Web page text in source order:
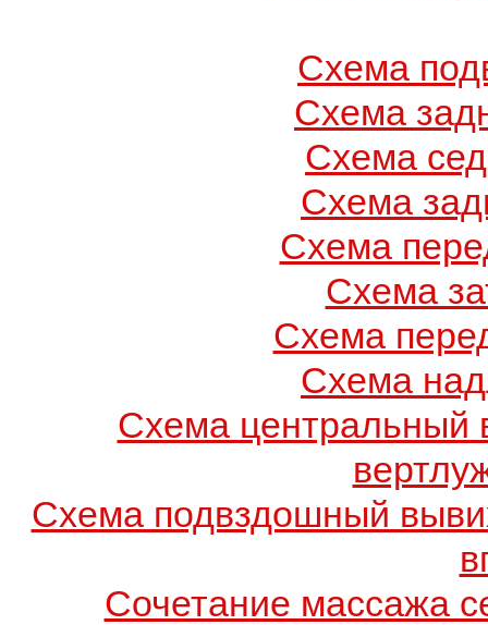
Схема
Схема
Схема
Схема
Схема
Схема
Схема
Схема
Схема центральный
Схема подвздошный
Сочетание массажа